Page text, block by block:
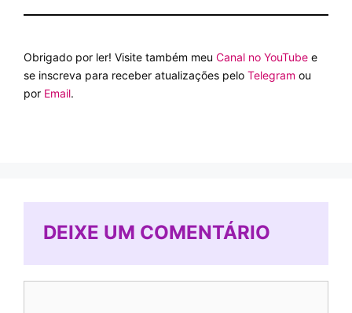
Obrigado por ler! Visite também meu Canal no YouTube e
se inscreva para receber atualizações pelo Telegram ou
por Email.
DEIXE UM COMENTÁRIO